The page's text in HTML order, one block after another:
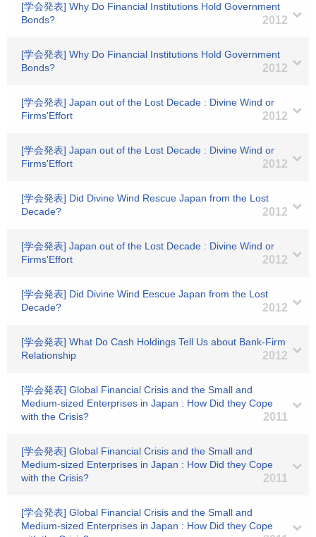
[学会発表] Why Do Financial Institutions Hold Government
Bonds?
2012
[学会発表] Why Do Financial Institutions Hold Government
Bonds?
2012
[学会発表] Japan out of the Lost Decade : Divine Wind or
Firms'Effort
2012
[学会発表] Japan out of the Lost Decade : Divine Wind or
Firms'Effort
2012
[学会発表] Did Divine Wind Rescue Japan from the Lost
Decade?
2012
[学会発表] Japan out of the Lost Decade : Divine Wind or
Firms'Effort
2012
[学会発表] Did Divine Wind Eescue Japan from the Lost
Decade?
2012
[学会発表] What Do Cash Holdings Tell Us about Bank-Firm
Relationship
2012
[学会発表] Global Financial Crisis and the Small and
Medium-sized Enterprises in Japan : How Did they Cope
with the Crisis?
2011
[学会発表] Global Financial Crisis and the Small and
Medium-sized Enterprises in Japan : How Did they Cope
with the Crisis?
2011
[学会発表] Global Financial Crisis and the Small and
Medium-sized Enterprises in Japan : How Did they Cope